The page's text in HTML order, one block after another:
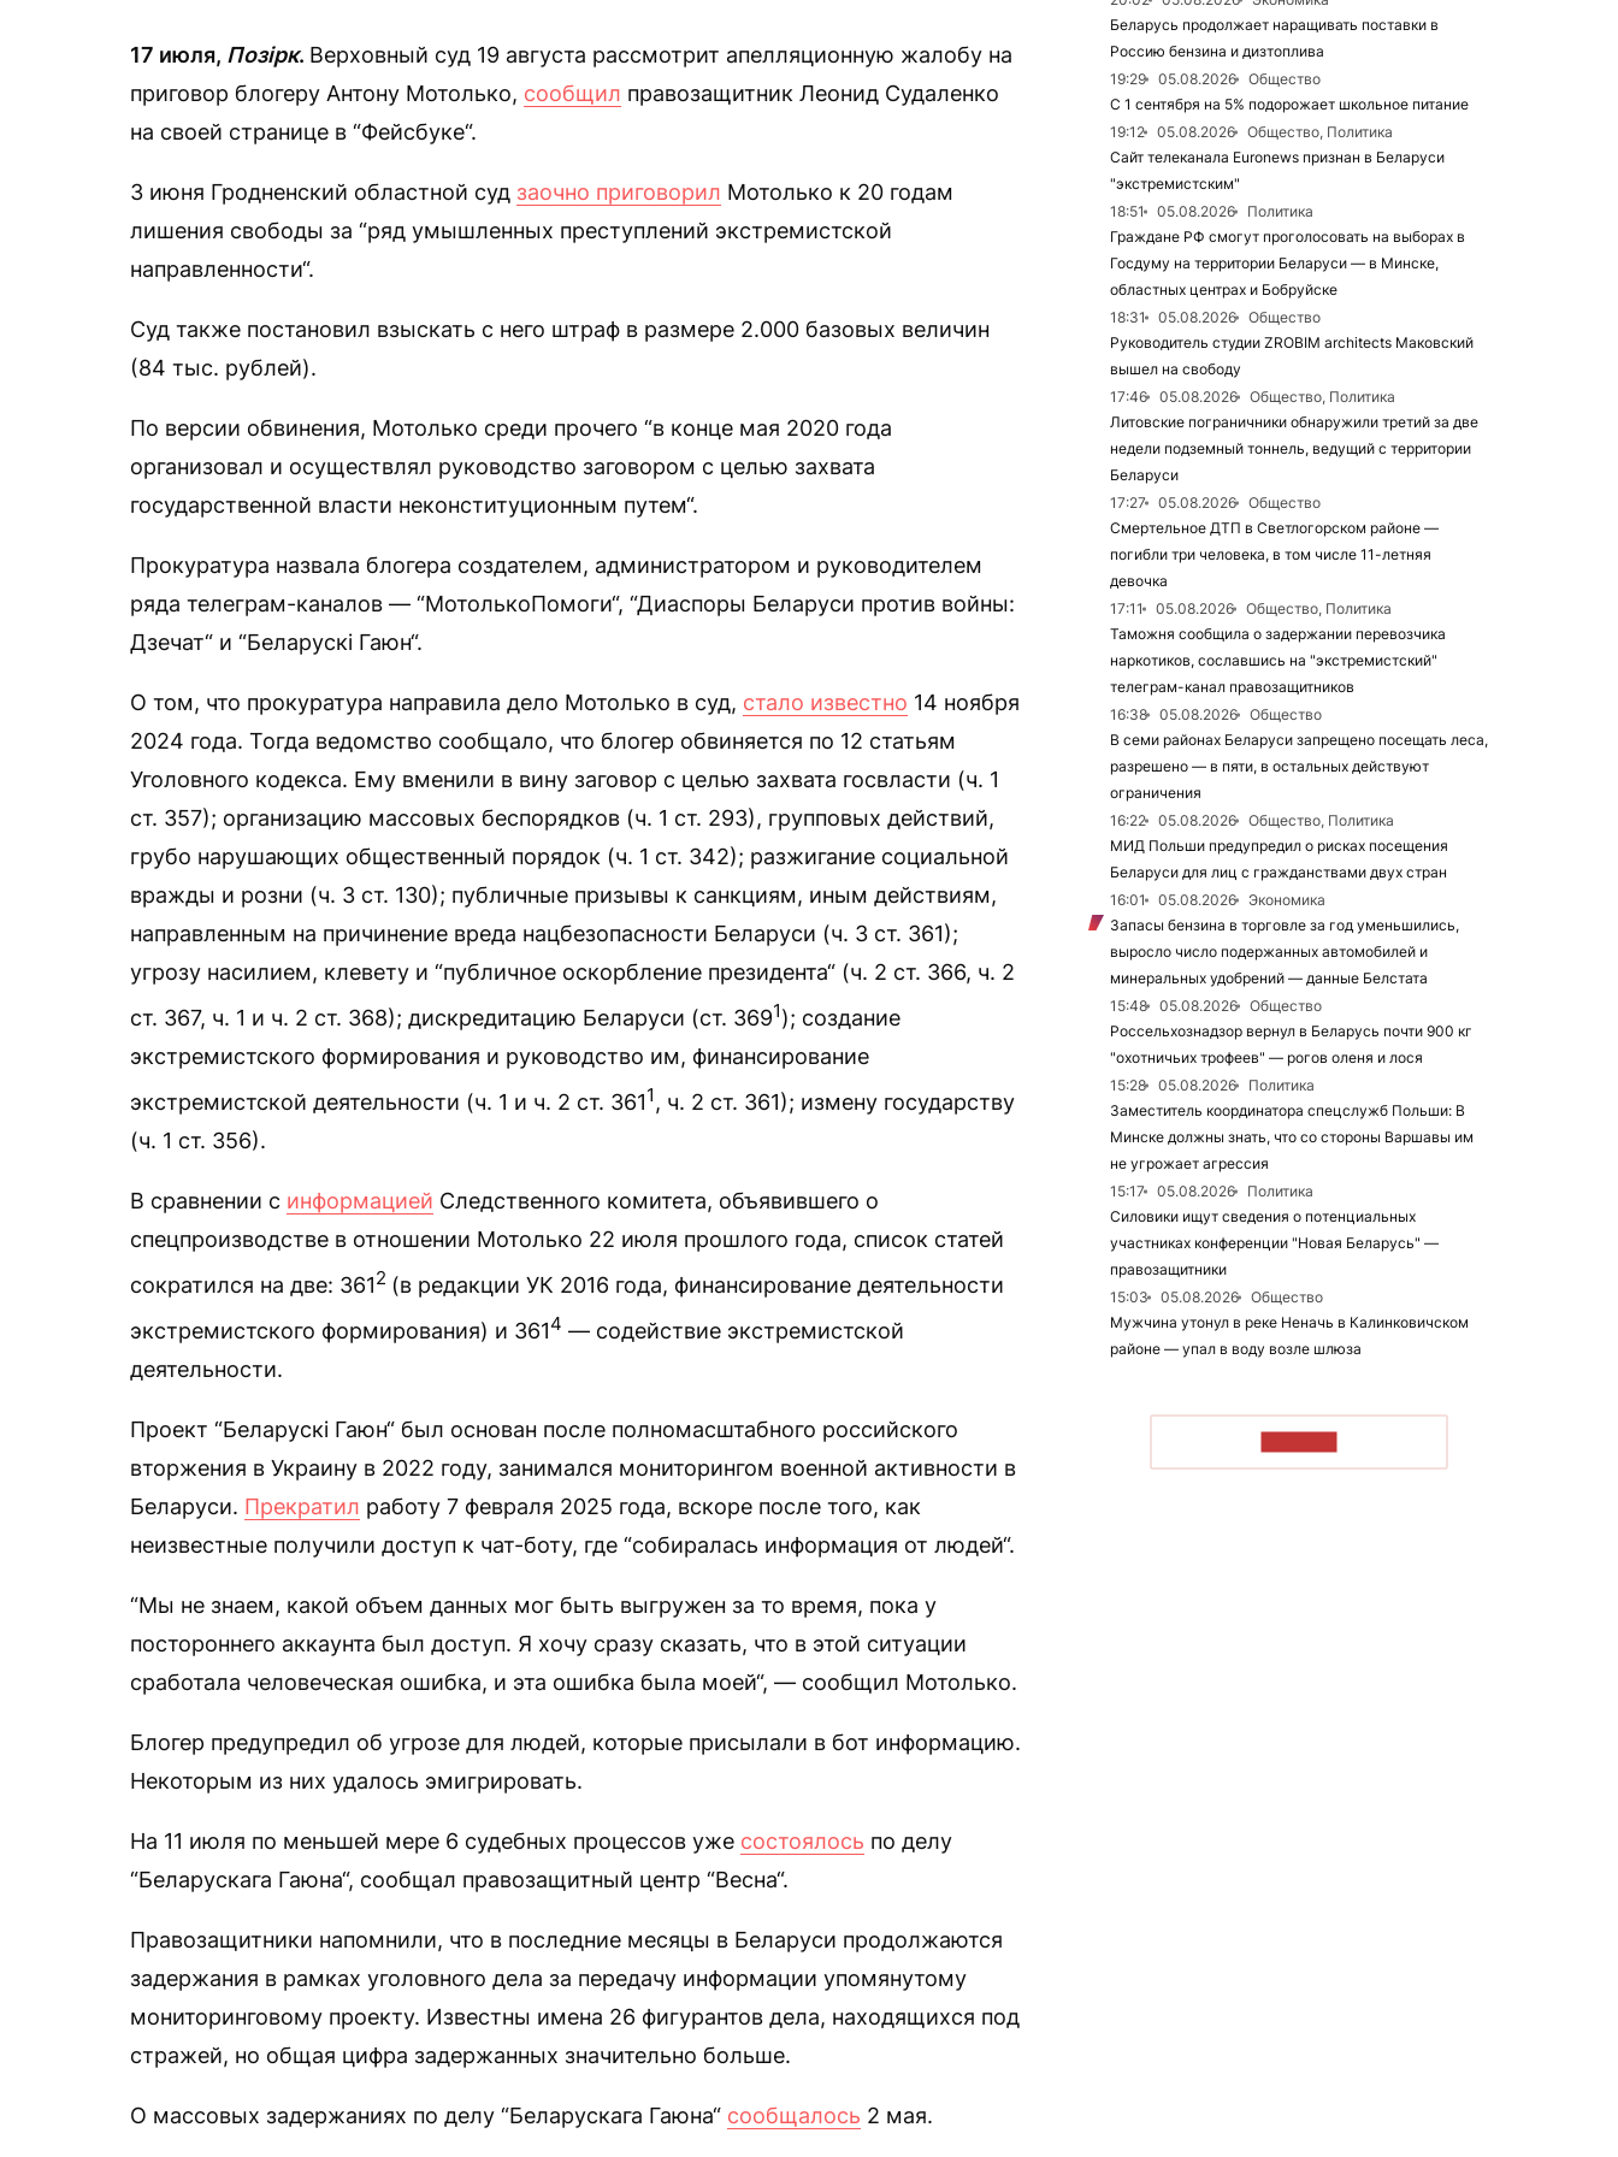
17 июля, Позірк. Верховный суд 19 августа рассмотрит апелляционную жалобу на
приговор блогеру Антону Мотолько, сообщил правозащитник Леонид Судаленко
на своей странице в “Фейсбуке“.
3 июня Гродненский областной суд заочно приговорил Мотолько к 20 годам
лишения свободы за “ряд умышленных преступлений экстремистской
направленности“.
Суд также постановил взыскать с него штраф в размере 2.000 базовых величин
(84 тыс. рублей).
По версии обвинения, Мотолько среди прочего “в конце мая 2020 года
организовал и осуществлял руководство заговором с целью захвата
государственной власти неконституционным путем“.
Прокуратура назвала блогера создателем, администратором и руководителем
ряда телеграм-каналов — “МотолькоПомоги“, “Диаспоры Беларуси против войны:
Дзечат“ и “Беларускі Гаюн“.
О том, что прокуратура направила дело Мотолько в суд, стало известно 14 ноября
2024 года. Тогда ведомство сообщало, что блогер обвиняется по 12 статьям
Уголовного кодекса. Ему вменили в вину заговор с целью захвата госвласти (ч. 1
ст. 357); организацию массовых беспорядков (ч. 1 ст. 293), групповых действий,
грубо нарушающих общественный порядок (ч. 1 ст. 342); разжигание социальной
вражды и розни (ч. 3 ст. 130); публичные призывы к санкциям, иным действиям,
направленным на причинение вреда нацбезопасности Беларуси (ч. 3 ст. 361);
угрозу насилием, клевету и “публичное оскорбление президента“ (ч. 2 ст. 366, ч. 2
ст. 367, ч. 1 и ч. 2 ст. 368); дискредитацию Беларуси (ст. 3691); создание
экстремистского формирования и руководство им, финансирование
экстремистской деятельности (ч. 1 и ч. 2 ст. 3611 , ч. 2 ст. 361); измену государству
(ч. 1 ст. 356).
В сравнении с информацией Следственного комитета, объявившего о
спецпроизводстве в отношении Мотолько 22 июля прошлого года, список статей
сократился на две: 3612 (в редакции УК 2016 года, финансирование деятельности
экстремистского формирования) и 3614 — содействие экстремистской
деятельности.
Проект “Беларускі Гаюн“ был основан после полномасштабного российского
вторжения в Украину в 2022 году, занимался мониторингом военной активности в
Беларуси. Прекратил работу 7 февраля 2025 года, вскоре после того, как
неизвестные получили доступ к чат-боту, где “собиралась информация от людей“.
“Мы не знаем, какой объем данных мог быть выгружен за то время, пока у
постороннего аккаунта был доступ. Я хочу сразу сказать, что в этой ситуации
сработала человеческая ошибка, и эта ошибка была моей“, — сообщил Мотолько.
Блогер предупредил об угрозе для людей, которые присылали в бот информацию.
Некоторым из них удалось эмигрировать.
На 11 июля по меньшей мере 6 судебных процессов уже состоялось по делу
“Беларускага Гаюна“, сообщал правозащитный центр “Весна“.
Правозащитники напомнили, что в последние месяцы в Беларуси продолжаются
задержания в рамках уголовного дела за передачу информации упомянутому
мониторинговому проекту. Известны имена 26 фигурантов дела, находящихся под
стражей, но общая цифра задержанных значительно больше.
О массовых задержаниях по делу “Беларускага Гаюна“ сообщалось 2 мая.
Беларусь продолжает наращивать поставки в
Россию бензина и дизтоплива
19:29
05.08.2026
Общество
С 1 сентября на 5% подорожает школьное питание
19:12
05.08.2026
Общество, Политика
Сайт телеканала Euronews признан в Беларуси
"экстремистским"
18:51
05.08.2026
Политика
Граждане РФ смогут проголосовать на выборах в
Госдуму на территории Беларуси — в Минске,
областных центрах и Бобруйске
18:31
05.08.2026
Общество
Руководитель студии ZROBIM architects Маковский
вышел на свободу
17:46
05.08.2026
Общество, Политика
Литовские пограничники обнаружили третий за две
недели подземный тоннель, ведущий с территории
Беларуси
17:27
05.08.2026
Общество
Смертельное ДТП в Светлогорском районе —
погибли три человека, в том числе 11-летняя
девочка
17:11
05.08.2026
Общество, Политика
Таможня сообщила о задержании перевозчика
наркотиков, сославшись на "экстремистский"
телеграм-канал правозащитников
16:38
05.08.2026
Общество
В семи районах Беларуси запрещено посещать леса,
разрешено — в пяти, в остальных действуют
ограничения
16:22
05.08.2026
Общество, Политика
МИД Польши предупредил о рисках посещения
Беларуси для лиц с гражданствами двух стран
16:01
05.08.2026
Экономика
Запасы бензина в торговле за год уменьшились,
выросло число подержанных автомобилей и
минеральных удобрений — данные Белстата
15:48
05.08.2026
Общество
Россельхознадзор вернул в Беларусь почти 900 кг
"охотничьих трофеев" — рогов оленя и лося
15:28
05.08.2026
Политика
Заместитель координатора спецслужб Польши: В
Минске должны знать, что со стороны Варшавы им
не угрожает агрессия
15:17
05.08.2026
Политика
Силовики ищут сведения о потенциальных
участниках конференции "Новая Беларусь" —
правозащитники
15:03
05.08.2026
Общество
Мужчина утонул в реке Неначь в Калинковичском
районе — упал в воду возле шлюза